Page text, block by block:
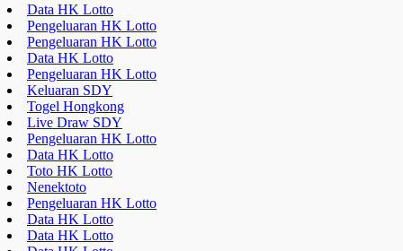
Pengeluaran HK Lotto
Data HK Lotto
Toto HK Lotto
Nenektoto
Pengeluaran HK Lotto
Data HK Lotto
Data HK Lotto
Data HK Lotto
Live Draw SDY
Keluaran HK Lotto
Pengeluaran HK Lotto
a style="display:none;"
href="https://educatorday2023.com/">Pengeluaran HK Lotto
Result Macau
Pengeluaran HK